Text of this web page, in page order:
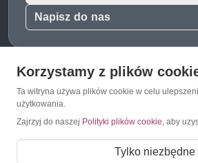
Napisz do nas
O Znaczkopol.pl
O nas
Korzystamy z plików
Ta witryna używa plików cookie w celu
użytkowania.
Zajrzyj do naszej Polityki plików cookie, aby
Tylko niezbędne